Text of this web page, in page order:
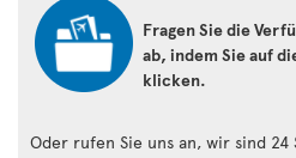
Fragen Sie die
ab, indem Sie auf
klicken.
Oder rufen Sie uns an, wir sind 24